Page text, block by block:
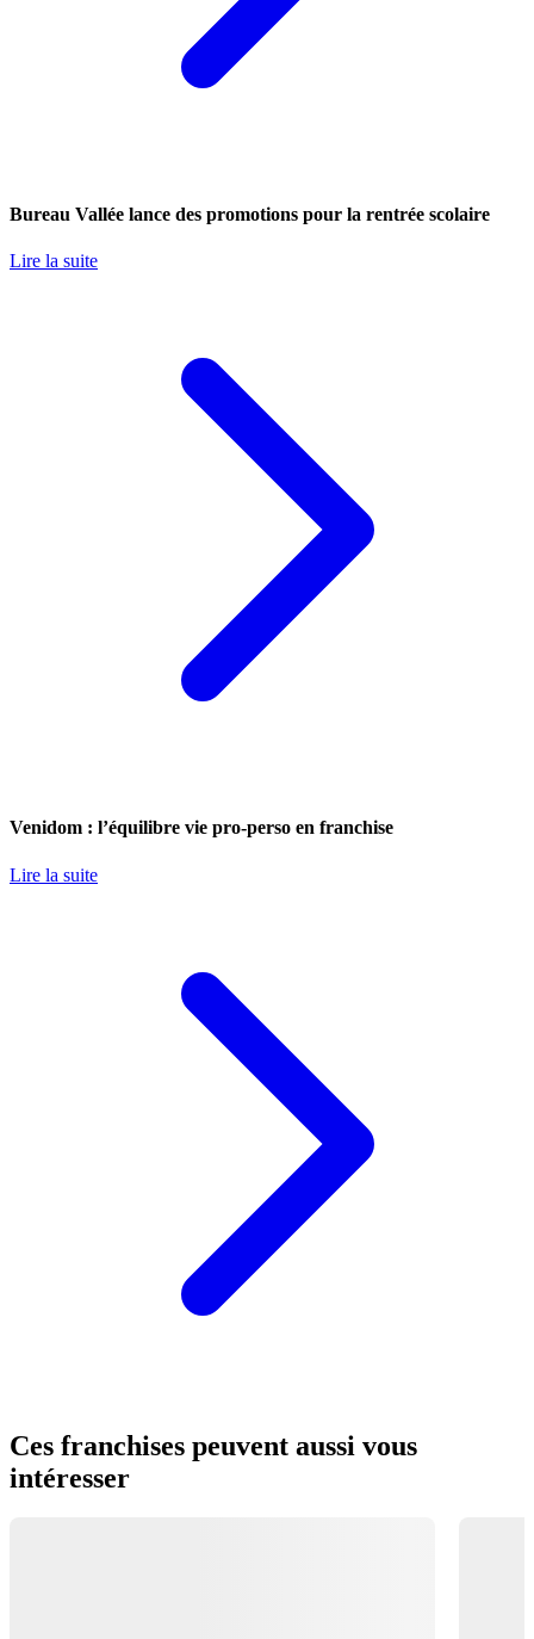
Bureau Vallée lance des promotions pour la rentrée scolaire
Lire la suite
Venidom : l’équilibre vie pro-perso en franchise
Lire la suite
Ces franchises peuvent aussi vous
intéresser